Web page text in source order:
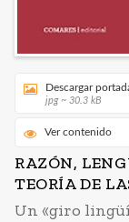
Descargar
jpg ~ 30.3 kB
Ver contenido
RAZÓN,
TEORÍA DE
Un «giro